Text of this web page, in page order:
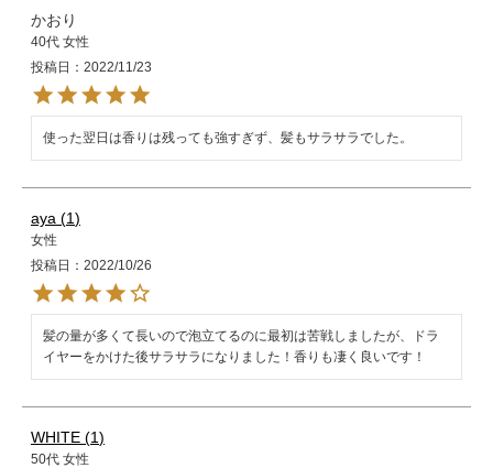
かおり
40代 女性
投稿日
2022/11/23
使った翌日は香りは残っても強すぎず、髪もサラサラでした。
aya 1
女性
投稿日
2022/10/26
髪の量が多くて長いので泡立てるのに最初は苦戦しましたが、ドラ
イヤーをかけた後サラサラになりました！香りも凄く良いです！
WHITE 1
50代 女性